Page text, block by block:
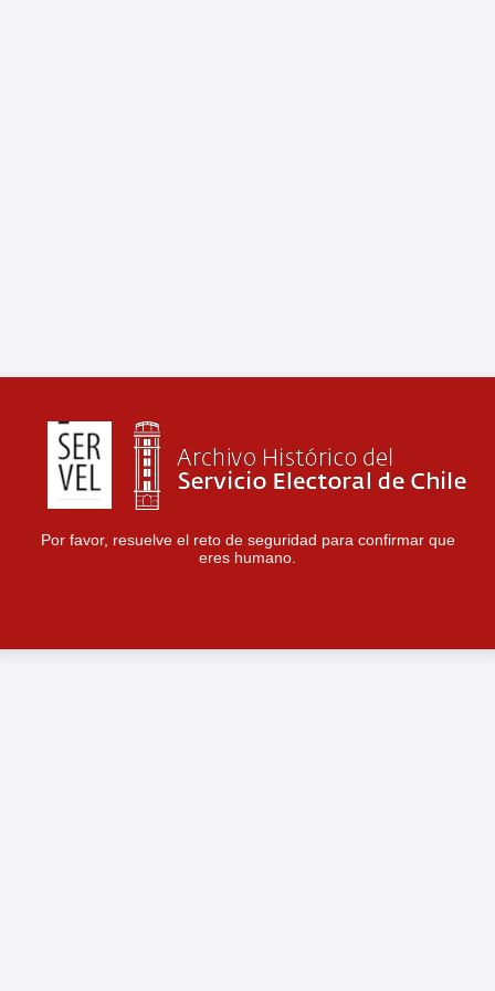
Por favor, resuelve el reto de seguridad para confirmar que
eres humano.